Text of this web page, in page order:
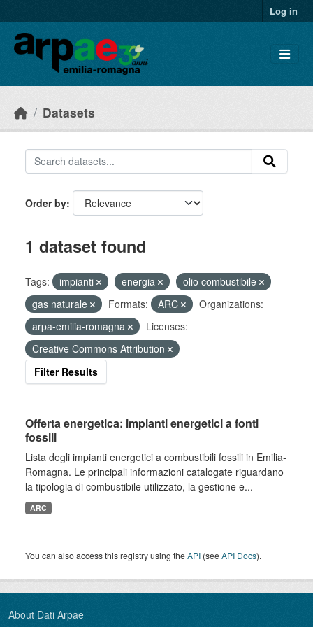
Log in
Datasets
Order by
1 dataset found
Tags: impianti energia
olio combustibile
gas naturale
Formats: ARC
Organizations:
arpa-emilia-romagna
Licenses:
Creative Commons Attribution
Filter Results
Offerta energetica: impianti energetici a fonti
fossili
Lista degli impianti energetici a combustibili fossili in Emilia-
Romagna. Le principali informazioni catalogate riguardano
la tipologia di combustibile utilizzato, la gestione e...
ARC
You can also access this registry using theAPI (seeAPI Docs).
About Dati Arpae